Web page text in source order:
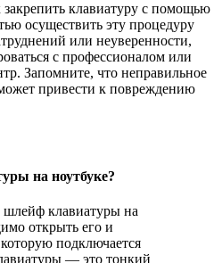
закрепить клавиатуру с помощью
осуществить эту процедуру
или неуверенности,
с профессионалом или
Запомните, что неправильное
привести к повреждению
на ноутбуке?
шлейф клавиатуры на
открыть его и
подключается
— это тонкий